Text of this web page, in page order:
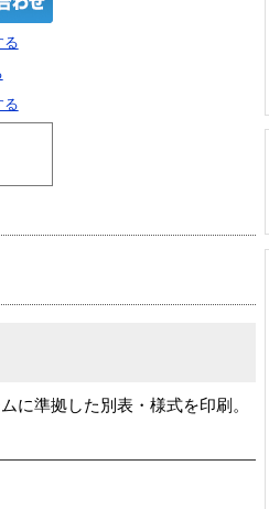
る
る
に準拠した別表・様式を印刷。